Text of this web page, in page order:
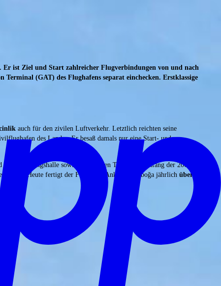
ist Ziel und Start zahlreicher Flugverbindungen von und nach
(GAT) des Flughafens separat einchecken. Erstklassige
auch für den zivilen Luftverkehr. Letztlich reichten seine
des Landes. Er besaß damals nur eine Start- und
Wartungshalle sowie eines neuen Terminals. Anfang der 2000er-
wurde. Heute fertigt der Flughafen Ankara-Esenboğa jährlich über 13